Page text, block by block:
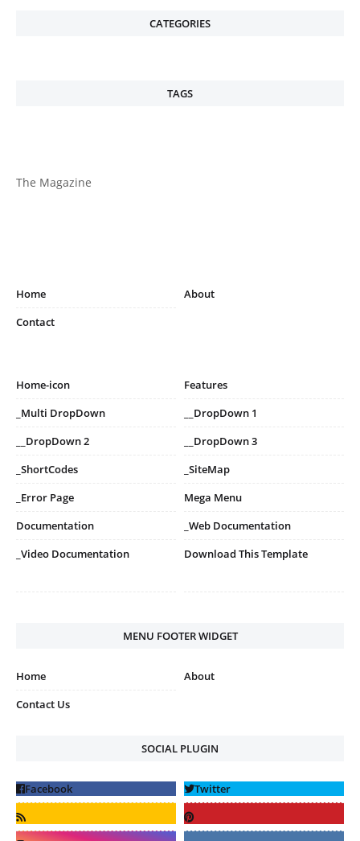
CATEGORIES
TAGS
The Magazine
Home
About
Contact
Home-icon
Features
_Multi DropDown
__DropDown 1
__DropDown 2
__DropDown 3
_ShortCodes
_SiteMap
_Error Page
Mega Menu
Documentation
_Web Documentation
_Video Documentation
Download This Template
MENU FOOTER WIDGET
Home
About
Contact Us
SOCIAL PLUGIN